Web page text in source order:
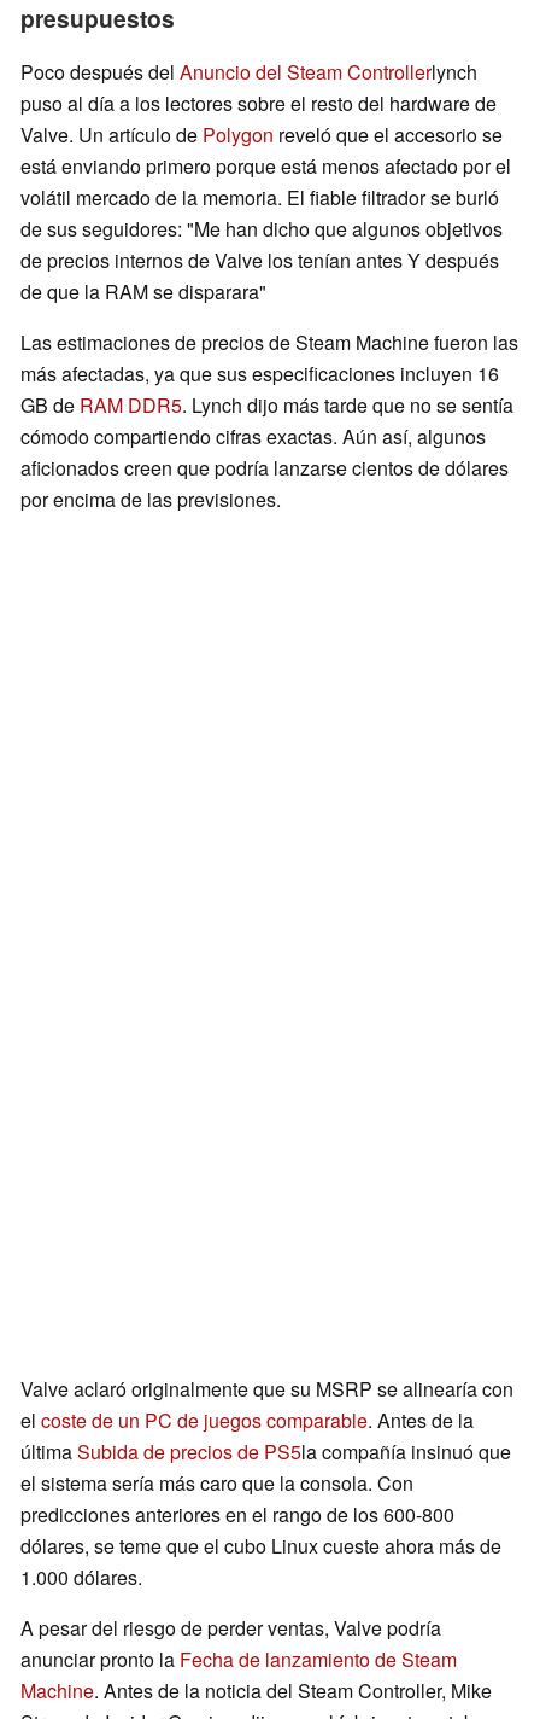
presupuestos
Poco después del Anuncio del Steam Controllerlynch
puso al día a los lectores sobre el resto del hardware de
Valve. Un artículo de Polygon reveló que el accesorio se
está enviando primero porque está menos afectado por el
volátil mercado de la memoria. El fiable filtrador se burló
de sus seguidores: "Me han dicho que algunos objetivos
de precios internos de Valve los tenían antes Y después
de que la RAM se disparara"
Las estimaciones de precios de Steam Machine fueron las
más afectadas, ya que sus especificaciones incluyen 16
GB de RAM DDR5. Lynch dijo más tarde que no se sentía
cómodo compartiendo cifras exactas. Aún así, algunos
aficionados creen que podría lanzarse cientos de dólares
por encima de las previsiones.
Valve aclaró originalmente que su MSRP se alinearía con
el coste de un PC de juegos comparable. Antes de la
últimaSubida de precios de PS5la compañía insinuó que
el sistema sería más caro que la consola. Con
predicciones anteriores en el rango de los 600-800
dólares, se teme que el cubo Linux cueste ahora más de
1.000 dólares.
A pesar del riesgo de perder ventas, Valve podría
anunciar pronto la Fecha de lanzamiento de Steam
Machine. Antes de la noticia del Steam Controller, Mike